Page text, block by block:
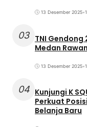
13 Desember 2025•
03 TNI Gendong
Medan
13 Desember 2025•
04 Kunjungi K
Perkuat
Belanja Baru